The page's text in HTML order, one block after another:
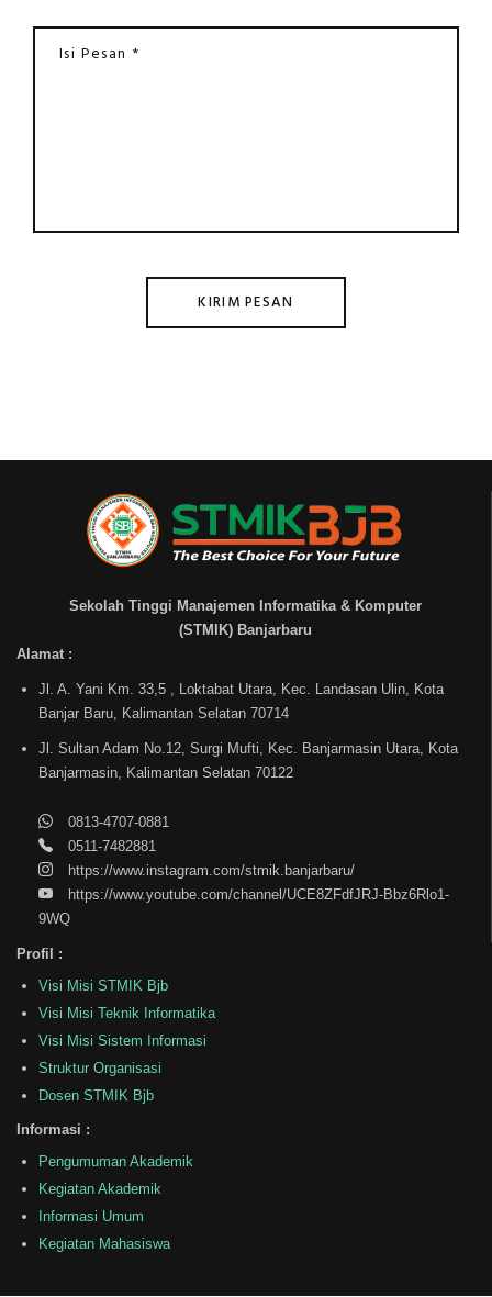
KIRIM PESAN
Sekolah Tinggi Manajemen Informatika & Komputer
(STMIK) Banjarbaru
Alamat :
Jl. A. Yani Km. 33,5 , Loktabat Utara, Kec. Landasan Ulin, Kota
Banjar Baru, Kalimantan Selatan 70714
Jl. Sultan Adam No.12, Surgi Mufti, Kec. Banjarmasin Utara, Kota
Banjarmasin, Kalimantan Selatan 70122
0813-4707-0881
0511-7482881
https://www.instagram.com/stmik.banjarbaru/
https://www.youtube.com/channel/UCE8ZFdfJRJ-Bbz6Rlo1-
9WQ
Profil :
Visi Misi STMIK Bjb
Visi Misi Teknik Informatika
Visi Misi Sistem Informasi
Struktur Organisasi
Dosen STMIK Bjb
Informasi :
Pengumuman Akademik
Kegiatan Akademik
Informasi Umum
Kegiatan Mahasiswa